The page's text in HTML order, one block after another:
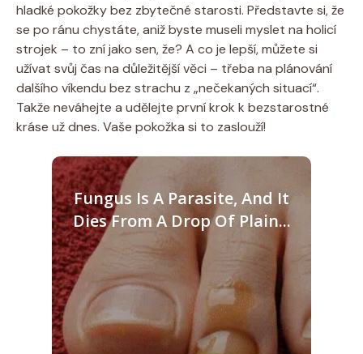
hladké pokožky bez zbytečné starosti. Představte si, že
se po ránu chystáte, aniž byste museli myslet na holicí
strojek – to zní jako sen, že? A co je lepší, můžete si
užívat svůj čas na důležitější věci – třeba na plánování
dalšího víkendu bez strachu z „nečekaných situací“.
Takže neváhejte a udělejte první krok k bezstarostné
kráse už dnes. Vaše pokožka si to zaslouží!
Fungus Is A Parasite, And It
Dies From A Drop Of Plain...